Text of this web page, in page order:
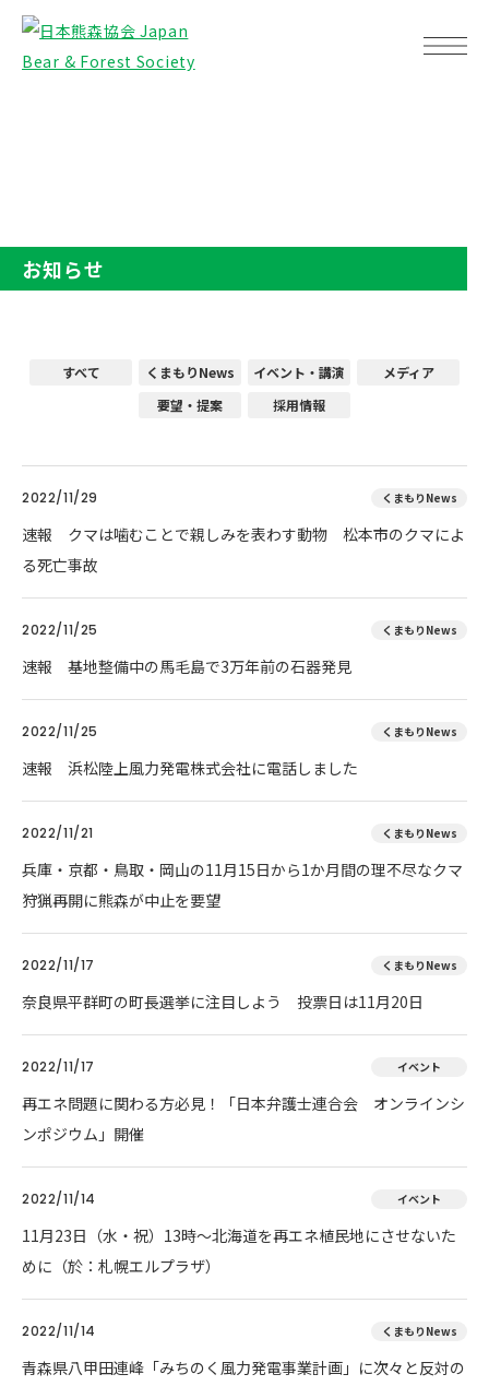
お知らせ
すべて くまもりNews イベント・講演
メディア
要望・提案
採用情報
2022/11/29 くまもりNews
速報 クマは噛むことで親しみを表わす動物 松本市のクマによ
る死亡事故
2022/11/25 くまもりNews
速報 基地整備中の馬毛島で3万年前の石器発見
2022/11/25 くまもりNews
速報 浜松陸上風力発電株式会社に電話しました
2022/11/21 くまもりNews
兵庫・京都・鳥取・岡山の11月15日から1か月間の理不尽なクマ
狩猟再開に熊森が中止を要望
2022/11/17 くまもりNews
奈良県平群町の町長選挙に注目しよう 投票日は11月20日
2022/11/17 イベント
再エネ問題に関わる方必見！「日本弁護士連合会 オンラインシ
ンポジウム」開催
2022/11/14 イベント
11月23日（水・祝）13時～北海道を再エネ植民地にさせないた
めに（於：札幌エルプラザ）
2022/11/14 くまもりNews
青森県八甲田連峰「みちのく風力発電事業計画」に次々と反対の